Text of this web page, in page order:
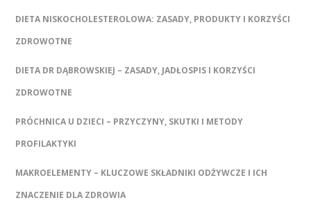
DIETA NISKOCHOLESTEROLOWA: ZASADY, PRODUKTY I KORZYŚCI
ZDROWOTNE
DIETA DR DĄBROWSKIEJ – ZASADY, JADŁOSPIS I KORZYŚCI
ZDROWOTNE
PRÓCHNICA U DZIECI – PRZYCZYNY, SKUTKI I METODY
PROFILAKTYKI
MAKROELEMENTY – KLUCZOWE SKŁADNIKI ODŻYWCZE I ICH
ZNACZENIE DLA ZDROWIA